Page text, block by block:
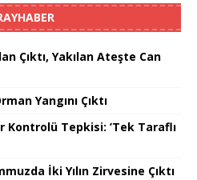
Çıktı, Yakılan Ateşte Can
Yangını Çıktı
Kontrolü Tepkisi: ’Tek Taraflı
İki Yılın Zirvesine Çıktı